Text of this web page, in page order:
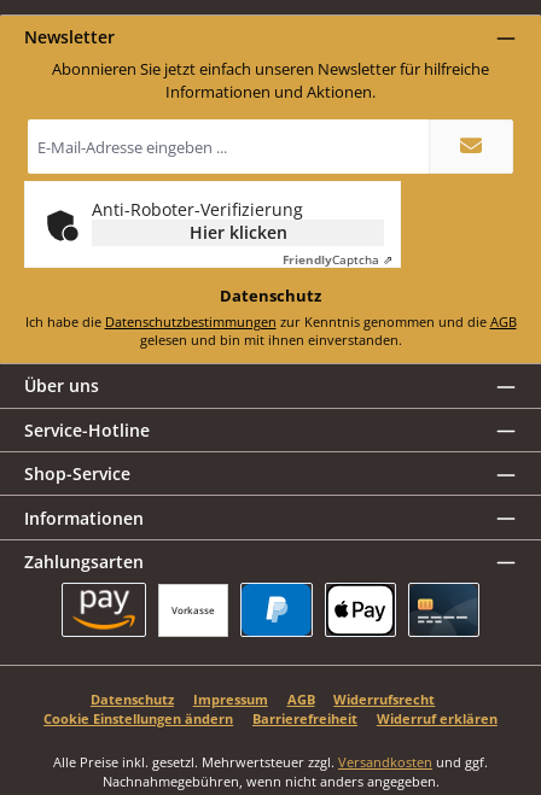
Newsletter
Abonnieren Sie jetzt einfach unseren Newsletter für hilfreiche
Informationen und Aktionen.
Mail-
Adresse
*
Anti-Roboter-Verifizierung
Hier klicken
FriendlyCaptcha ⇗
Datenschutz
Ich habe die Datenschutzbestimmungen zur Kenntnis genommen und die AGB
gelesen und bin mit ihnen einverstanden.
Über uns
Service-Hotline
Shop-Service
Informationen
Zahlungsarten
Vorkasse
Datenschutz Impressum AGB
Widerrufsrecht
Cookie Einstellungen ändern
Barrierefreiheit Widerruf erklären
Alle Preise inkl. gesetzl. Mehrwertsteuer zzgl. Versandkosten und ggf.
Nachnahmegebühren, wenn nicht anders angegeben.